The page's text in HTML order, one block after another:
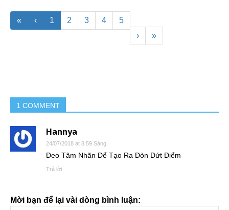
« ‹ 1 2 3 4
5
›
»
1 COMMENT
Hannya
24/07/2018 at 8:59 Sáng
Đeo Tâm Nhãn Để Tạo Ra Đòn Dứt Điểm
Trả lời
Mời bạn để lại vài dòng bình luận: